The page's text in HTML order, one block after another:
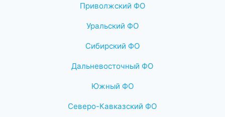
Приволжский ФО
Уральский ФО
Сибирский ФО
Дальневосточный ФО
Южный ФО
Северо-Кавказский ФО